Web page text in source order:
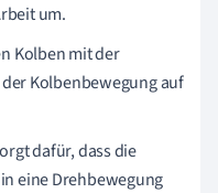
um.
Kolben mit der
Kolbenbewegung auf
dafür, dass die
eine Drehbewegung